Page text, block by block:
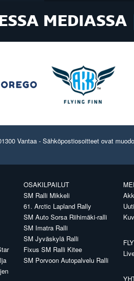
MEDIASSA
Vantaa - Sähköpostiosoitteet ovat
OSAKILPAILUT
SM Ralli Mikkeli
61. Arctic Lapland Rally
SM Auto Sorsa Riihimäki-ralli
SM Imatra Ralli
SM Jyväskylä Ralli
Fixus SM Ralli Kitee
SM Porvoon Autopalvelu Ralli